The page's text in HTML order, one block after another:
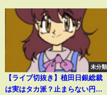
重盛さと美の枕確定
未分類
【ライブ切抜き】植田日銀総裁
は実はタカ派？止まらない円安